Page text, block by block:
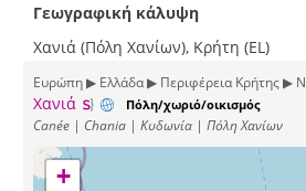
Γεωγραφική κάλυψη
Χανιά (Πόλη Χανίων), Κρήτη (EL)
Ευρώπη ▶ Ελλάδα ▶ Περιφέρεια Κρήτης ▶
Χανιά Πόλη/χωριό/οικισμός
Canée | Chania | Κυδωνία | Πόλη Χανίων
+